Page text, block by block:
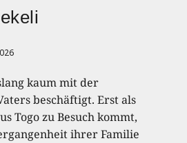
kaum mit der
beschäftigt. Erst als
Togo zu Besuch kommt,
ihrer Familie